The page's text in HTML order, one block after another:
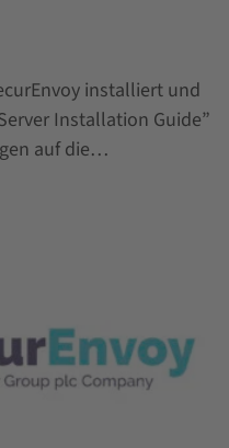
installiert und
Installation Guide”
auf die…